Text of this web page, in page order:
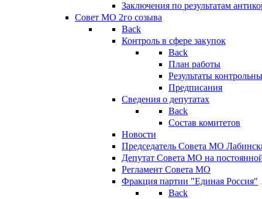
Заключения по результатам
Совет МО 2го созыва
Back
Контроль в сфере закупок
Back
План работы
Результаты
Предписания
Сведения о депутатах
Back
Состав комитетов
Новости
Председатель Совета МО
Депутат Совета МО на
Регламент Совета МО
Фракция партии "Единая Россия"
Back